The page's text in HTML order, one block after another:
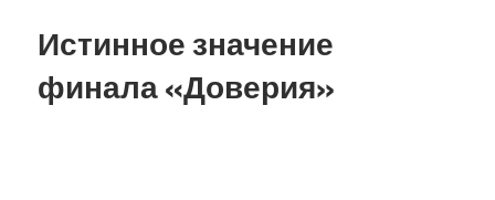
Истинное значение
финала «Доверия»